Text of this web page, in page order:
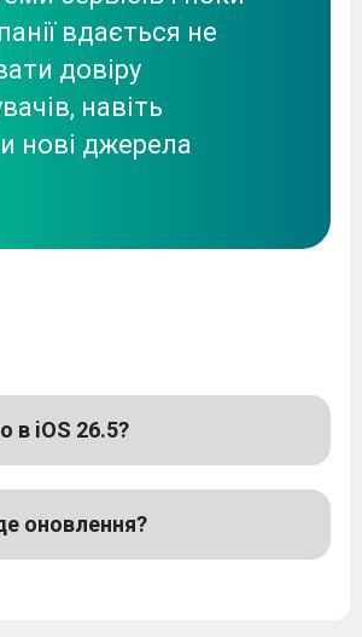
вдається не
довіру
навіть
нові джерела
в iOS 26.5?
оновлення?